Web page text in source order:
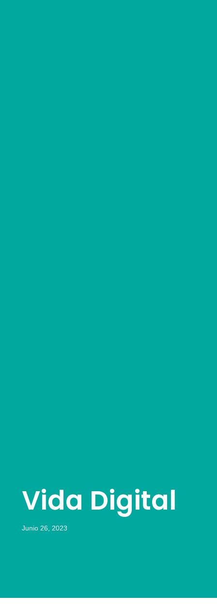
Vida Digital
Junio 26, 2023